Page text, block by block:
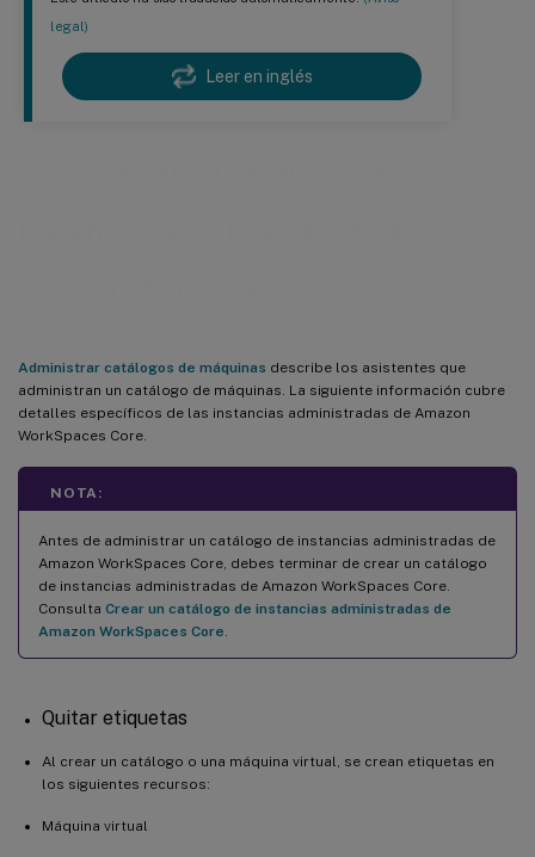
legal)
Leer en inglés
Administrar catálogos de máquinas describe los asistentes que
administran un catálogo de máquinas. La siguiente información cubre
detalles específicos de las instancias administradas de Amazon
WorkSpaces Core.
NOTA:
Antes de administrar un catálogo de instancias administradas de
Amazon WorkSpaces Core, debes terminar de crear un catálogo
de instancias administradas de Amazon WorkSpaces Core.
Consulta Crear un catálogo de instancias administradas de
Amazon WorkSpaces Core
Quitar etiquetas
Al crear un catálogo o una máquina virtual, se crean etiquetas en
los siguientes recursos:
Máquina virtual